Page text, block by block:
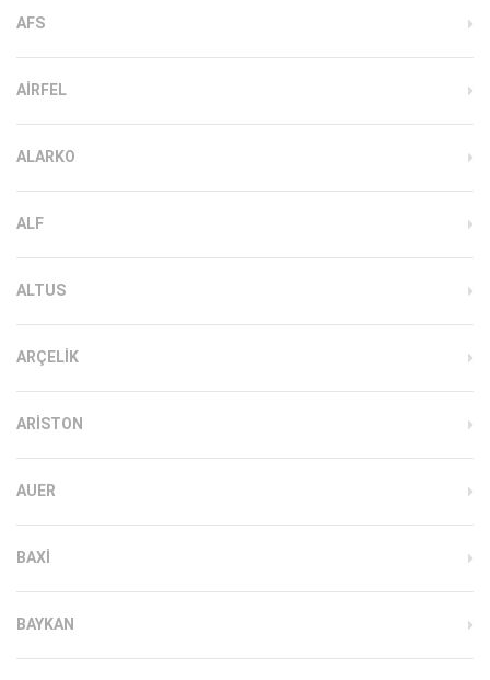
AFS
AIRFEL
ALARKO
ALF
ALTUS
ARÇELIK
ARISTON
AUER
BAXI
BAYKAN